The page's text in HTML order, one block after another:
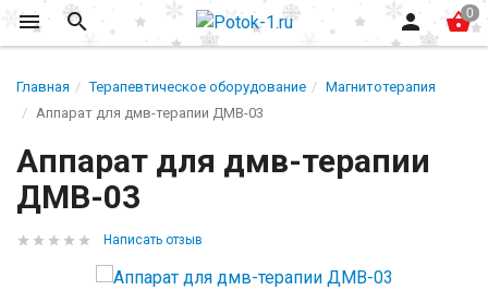
Главная Терапевтическое оборудование
Магнитотерапия
Аппарат для дмв-терапии ДМВ-03
Аппарат для дмв-терапии
ДМВ-03
Написать отзыв